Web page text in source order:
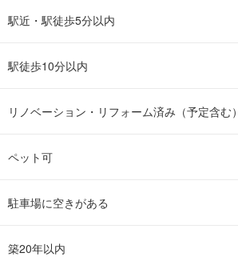
駅近・駅徒歩5分以内
駅徒歩10分以内
リノベーション・リフォーム済み（予定含む）
ペット可
駐車場に空きがある
築20年以内